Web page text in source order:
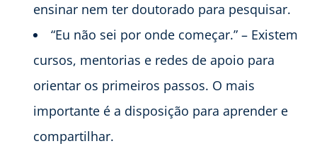
ensinar nem ter doutorado para pesquisar.
“Eu não sei por onde começar.” – Existem
cursos, mentorias e redes de apoio para
orientar os primeiros passos. O mais
importante é a disposição para aprender e
compartilhar.